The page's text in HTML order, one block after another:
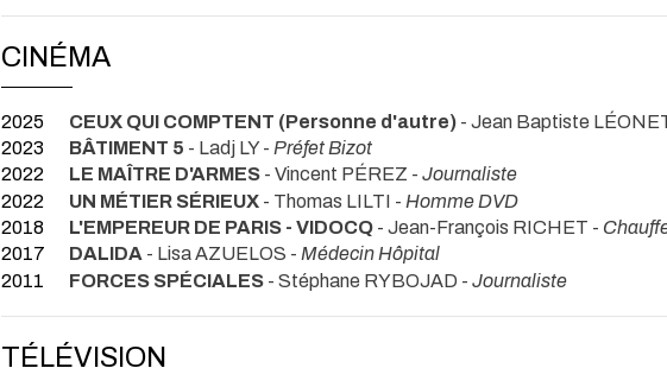
CINÉMA
2025 CEUX QUI COMPTENT (Personne d'autre) - Jean Baptiste
2023
BÂTIMENT 5 - Ladj LY - Préfet Bizot
2022
LE MAÎTRE D'ARMES - Vincent PÉREZ - Journaliste
2022
UN MÉTIER SÉRIEUX - Thomas LILTI - Homme DVD
2018
L'EMPEREUR DE PARIS - VIDOCQ - Jean-François RICHET -
2017
DALIDA - Lisa AZUELOS - Médecin Hôpital
2011
FORCES SPÉCIALES - Stéphane RYBOJAD - Journaliste
TÉLÉVISION